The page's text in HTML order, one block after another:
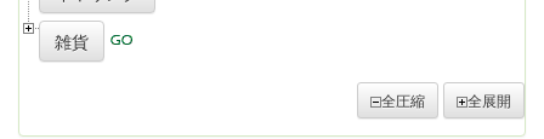
雑貨
全圧縮 全展開